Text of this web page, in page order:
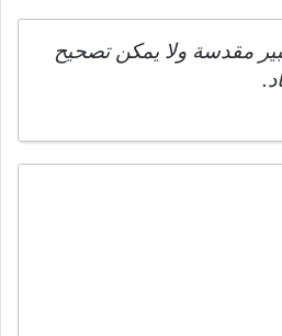
مقدسة ولا يمكن تصحيح